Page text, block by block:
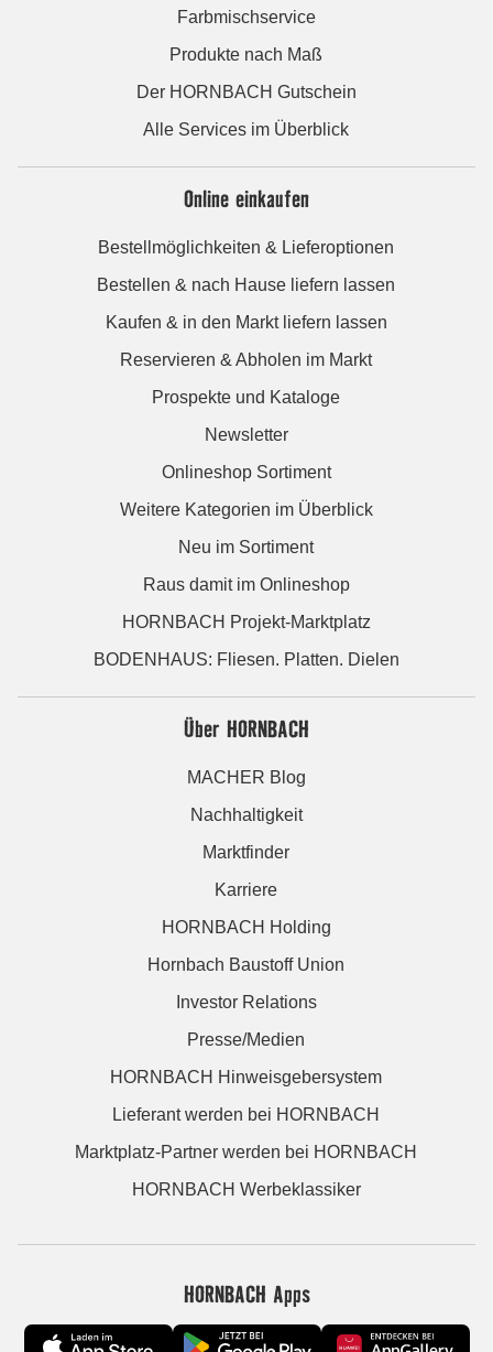
Farbmischservice
Produkte nach Maß
Der HORNBACH Gutschein
Alle Services im Überblick
Online einkaufen
Bestellmöglichkeiten & Lieferoptionen
Bestellen & nach Hause liefern lassen
Kaufen & in den Markt liefern lassen
Reservieren & Abholen im Markt
Prospekte und Kataloge
Newsletter
Onlineshop Sortiment
Weitere Kategorien im Überblick
Neu im Sortiment
Raus damit im Onlineshop
HORNBACH Projekt-Marktplatz
BODENHAUS: Fliesen. Platten. Dielen
Über HORNBACH
MACHER Blog
Nachhaltigkeit
Marktfinder
Karriere
HORNBACH Holding
Hornbach Baustoff Union
Investor Relations
Presse/Medien
HORNBACH Hinweisgebersystem
Lieferant werden bei HORNBACH
Marktplatz-Partner werden bei HORNBACH
HORNBACH Werbeklassiker
HORNBACH Apps